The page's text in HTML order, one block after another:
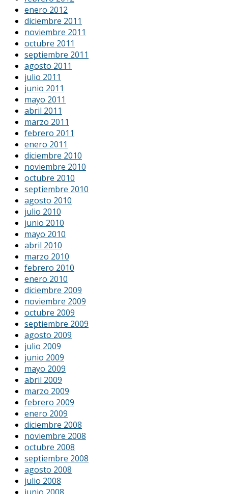
enero 2012
diciembre 2011
noviembre 2011
octubre 2011
septiembre 2011
agosto 2011
julio 2011
junio 2011
mayo 2011
abril 2011
marzo 2011
febrero 2011
enero 2011
diciembre 2010
noviembre 2010
octubre 2010
septiembre 2010
agosto 2010
julio 2010
junio 2010
mayo 2010
abril 2010
marzo 2010
febrero 2010
enero 2010
diciembre 2009
noviembre 2009
octubre 2009
septiembre 2009
agosto 2009
julio 2009
junio 2009
mayo 2009
abril 2009
marzo 2009
febrero 2009
enero 2009
diciembre 2008
noviembre 2008
octubre 2008
septiembre 2008
agosto 2008
julio 2008